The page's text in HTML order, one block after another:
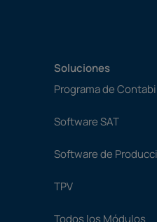
Soluciones
Programa de
Software SAT
Software de
TPV